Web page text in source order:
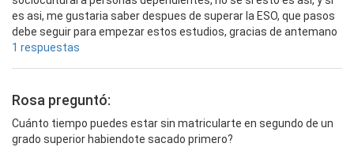
es asi, me gustaria saber despues de superar la ESO, que pasos
debe seguir para empezar estos estudios, gracias de antemano
1 respuestas
Rosa preguntó:
Cuánto tiempo puedes estar sin matricularte en segundo de un
grado superior habiendote sacado primero?